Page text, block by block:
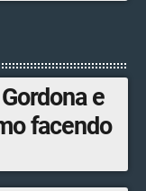
e
facendo